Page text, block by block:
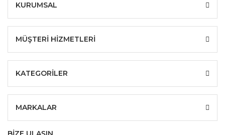
KURUMSAL
MÜŞTERİ HİZMETLERİ
KATEGORİLER
MARKALAR